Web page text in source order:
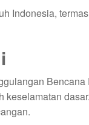
Indonesia,
Bencana